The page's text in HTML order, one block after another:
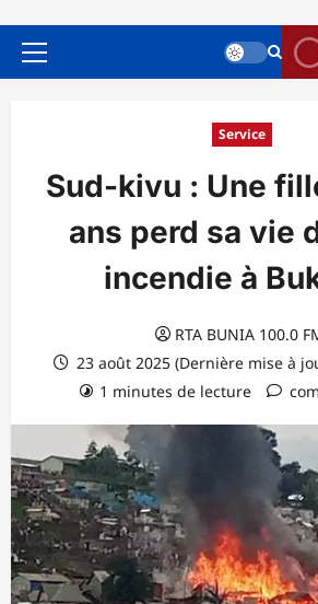
Menu
Service
Sud-kivu : Une
ans perd sa vie
incendie à
RTA BUNIA 100.0
23 août 2025 (Dernière mise à
1 minutes de lecture